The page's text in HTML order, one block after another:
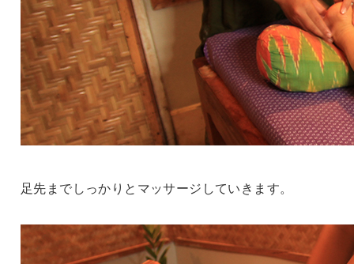
足先までしっかりとマッサージしていきます。